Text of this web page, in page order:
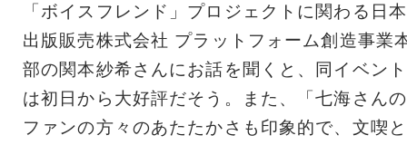
「ボイスフレンド」プロジェクトに関わる日本
出版販売株式会社 プラットフォーム創造事業
部の関本紗希さんにお話を聞くと、同イベント
は初日から大好評だそう。また、「七海さんの
ファンの方々のあたたかさも印象的で、文喫と